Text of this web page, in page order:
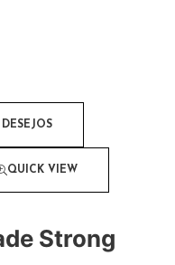
QUICK VIEW
Strong